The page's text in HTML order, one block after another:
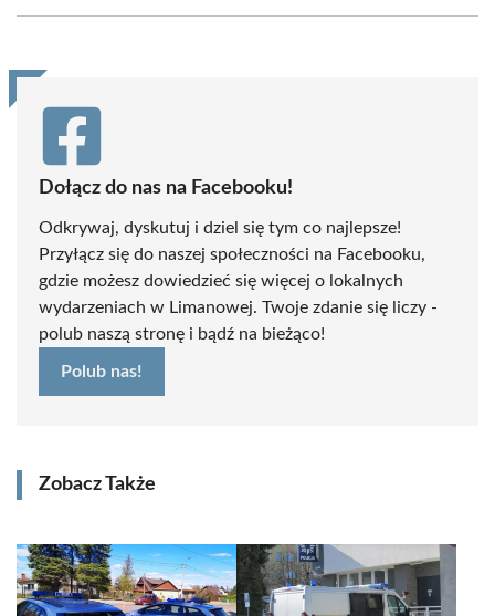
(Twitter)
Dołącz do nas na Facebooku!
Odkrywaj, dyskutuj i dziel się tym co najlepsze!
Przyłącz się do naszej społeczności na Facebooku,
gdzie możesz dowiedzieć się więcej o lokalnych
wydarzeniach w Limanowej. Twoje zdanie się liczy -
polub naszą stronę i bądź na bieżąco!
Polub nas!
Zobacz Także